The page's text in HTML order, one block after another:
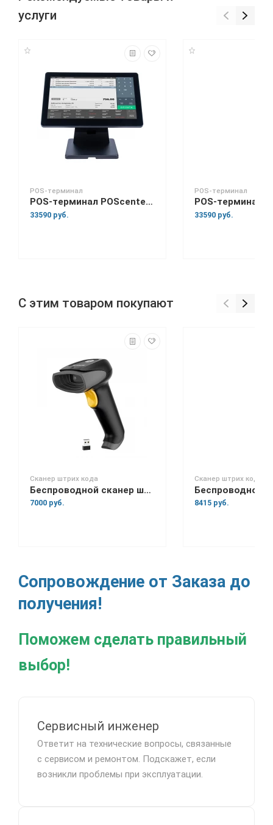
услуги
POS-терминал
POS-терминал POScenter Atlas 15.6" Intel Core i3
33590 руб.
POS-терминал
33590 руб.
С этим товаром покупают
Сканер штрих кода
Беспроводной сканер штрих-кода Space Lite BT
7000 руб.
Сканер штрих кода
8415 руб.
Сопровождение от Заказа до
получения!
Поможем сделать правильный
выбор!
Сервисный инженер
Ответит на технические вопросы, связанные
с сервисом и ремонтом. Подскажет, если
возникли проблемы при эксплуатации.